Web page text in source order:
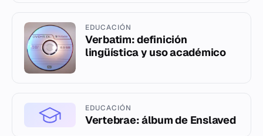
EDUCACIÓN
Verbatim: definición
lingüística y uso académico
EDUCACIÓN
Vertebrae: álbum de Enslaved